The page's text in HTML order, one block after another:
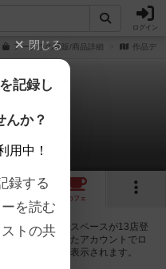
ログイン
アーグラの通販/商品詳細 作品デー
スが提供中
カフェ
カフェ・プレイスペースが13店登
県が設定されたアカウントでロ
込むボタンが表示されます。
閉じる
記録し
んか？
用中！
録する
を読む
トの共